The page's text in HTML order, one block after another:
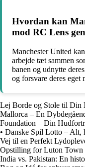
Hvordan kan
mod RC Lens
Manchester United
arbejde tæt sammen
banen og udnytte
og forsvare deres eget
Lej Borde og Stole til Din
Mallorca – En
Foundation – Din
• Danske Spil Lotto – Alt,
Vej til en Perfekt
Opstilling for Luton Town
India vs. Pakistan: En